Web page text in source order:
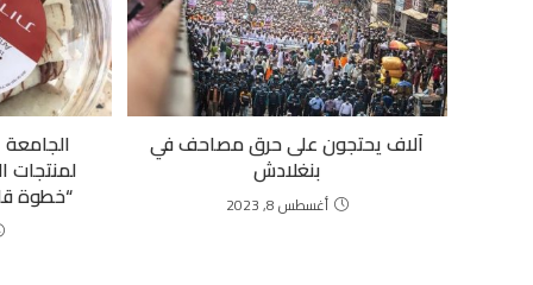
الجامعة
لمنتجات
“خطوة
آلاف يحتجون على حرق مصاحف في
بنغلادش
أغسطس 8, 2023